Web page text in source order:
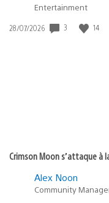
Entertainment
Date
28/07/2026 3 14
Crimson Moon s’attaque à
Alex Noon
Community